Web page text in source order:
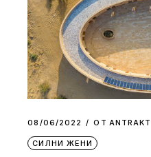
08/06/2022 ОТ АNTRAKT
СИЛНИ ЖЕНИ